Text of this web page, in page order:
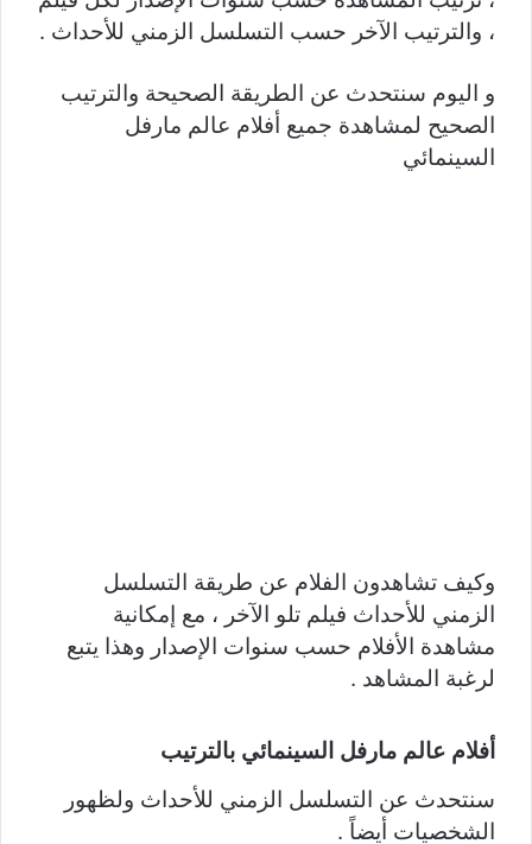
، والترتيب الآخر حسب التسلسل الزمني للأحداث .
و اليوم سنتحدث عن الطريقة الصحيحة والترتيب
الصحيح لمشاهدة جميع أفلام عالم مارفل
السينمائي
وكيف تشاهدون الفلام عن طريقة التسلسل
الزمني للأحداث فيلم تلو الآخر ، مع إمكانية
مشاهدة الأفلام حسب سنوات الإصدار وهذا يتبع
لرغبة المشاهد .
أفلام عالم مارفل السينمائي بالترتيب
سنتحدث عن التسلسل الزمني للأحداث ولظهور
الشخصيات أيضاً .